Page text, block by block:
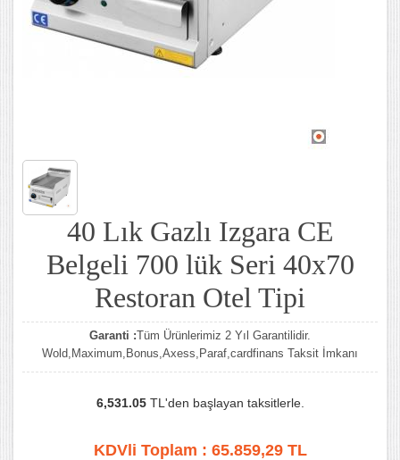
40 Lık Gazlı Izgara CE
Belgeli 700 lük Seri 40x70
Restoran Otel Tipi
Garanti :Tüm Ürünlerimiz 2 Yıl Garantilidir.
Wold,Maximum,Bonus,Axess,Paraf,cardfinans Taksit İmkanı
6,531.05TL'den başlayan taksitlerle.
KDVli Toplam : 65.859,29TL